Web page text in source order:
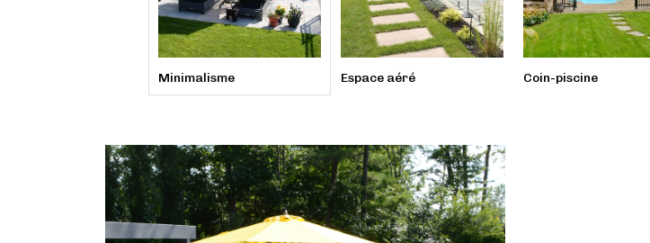
Minimalisme Espace aéré Coin-piscine